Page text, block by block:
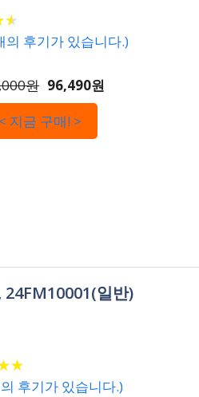
★
★
의 후기가 있습니다.)
원 96,490원
< 지금 구매! >
24FM10001(일반)
★
★
후기가 있습니다.)